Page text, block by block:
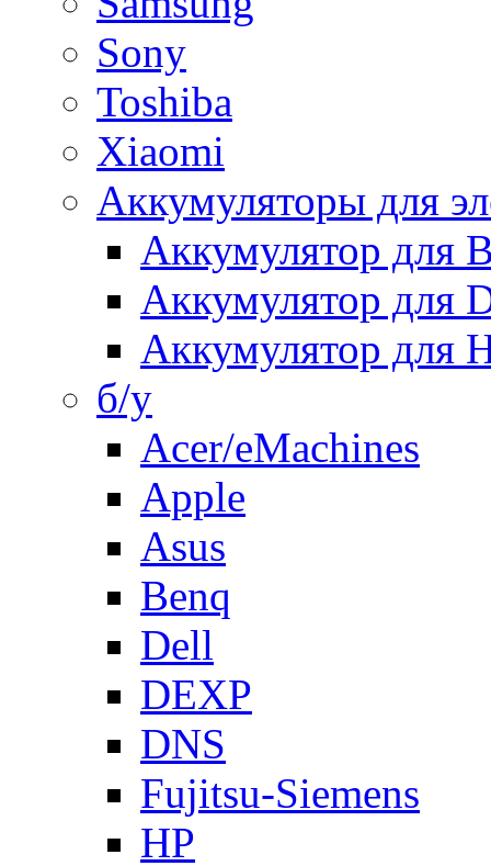
Sony
Toshiba
Xiaomi
Аккумуляторы для
Аккумулятор для
Аккумулятор для
Аккумулятор для
б/у
Acer/eMachines
Apple
Asus
Benq
Dell
DEXP
DNS
Fujitsu-Siemens
HP